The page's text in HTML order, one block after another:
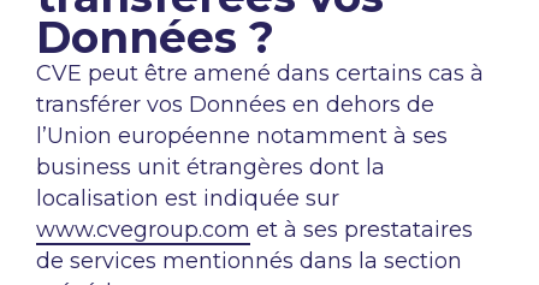
Données ?
CVE peut être amené dans certains cas à
transférer vos Données en dehors de
l’Union européenne notamment à ses
business unit étrangères dont la
localisation est indiquée sur
www.cvegroup.com et à ses prestataires
de services mentionnés dans la section